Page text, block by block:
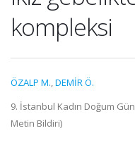
kompleksi
ÖZALP M.,DEMİR Ö.
9. İstanbul Kadın Doğum
Metin Bildiri)